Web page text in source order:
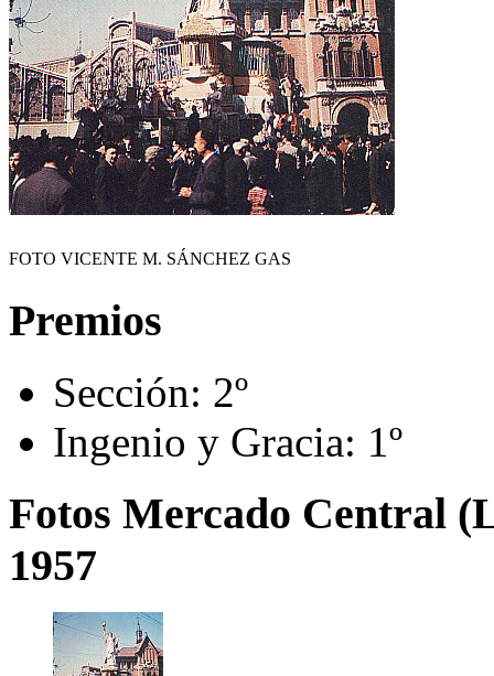
FOTO VICENTE M. SÁNCHEZ GAS
Premios
Sección: 2º
Ingenio y Gracia: 1º
Fotos Mercado Central
1957